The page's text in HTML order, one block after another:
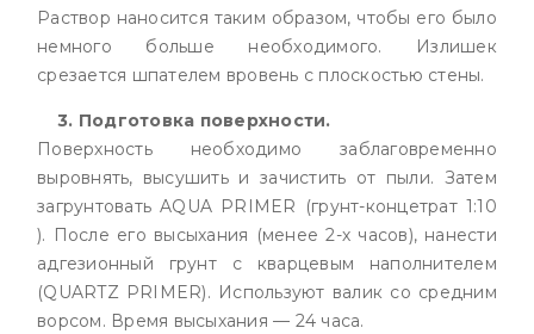
Раствор наносится таким образом, чтобы его было
немного больше необходимого. Излишек
срезается шпателем вровень с плоскостью стены.
3. Подготовка поверхности.
Поверхность необходимо заблаговременно
выровнять, высушить и зачистить от пыли. Затем
загрунтовать AQUA PRIMER (грунт-концетрат 1:10
). После его высыхания (менее 2-х часов), нанести
адгезионный грунт с кварцевым наполнителем
(QUARTZ PRIMER). Используют валик со средним
ворсом. Время высыхания — 24 часа.